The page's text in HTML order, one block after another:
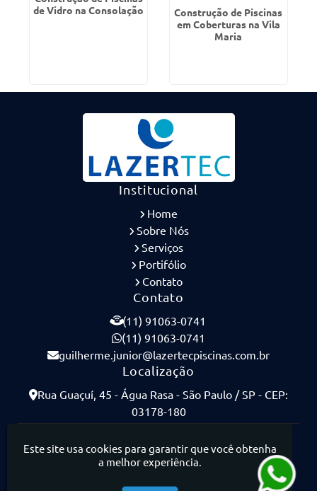
de Vidro na Consolação
Construção de Piscinas
em Coberturas na Vila
Maria
Institucional
Home
Sobre Nós
Serviços
Portifólio
Contato
Contato
(11) 91063-0741
(11) 91063-0741
guilherme.junior@lazertecpiscinas.com.br
Localização
Rua Guaçuí, 45 - Água Rasa - São Paulo / SP - CEP:
03178-180
Este site usa cookies para garantir que você obtenha
a melhor experiência.